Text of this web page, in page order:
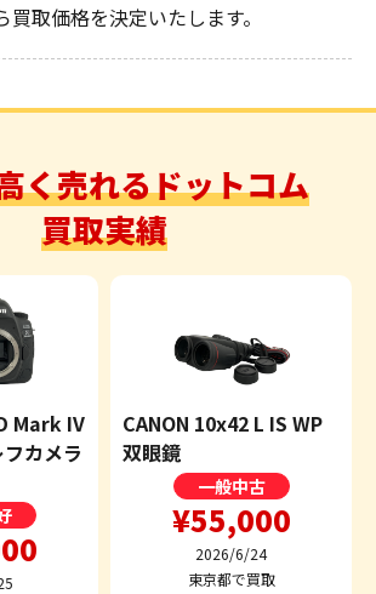
取価格を決定いたします。
く売れるドットコム
買取実績
Mark IV
カメラ
CANON 10x42 L IS WP
双眼鏡
一般中古
¥55,000
2026/6/24
東京都で買取